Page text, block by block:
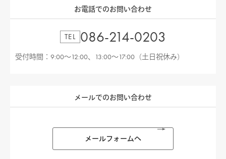
お電話でのお問い合わせ
TEL 086-214-0203
受付時間：9:00〜12:00、13:00〜17:00（土日祝休み）
メールでのお問い合わせ
メールフォームへ